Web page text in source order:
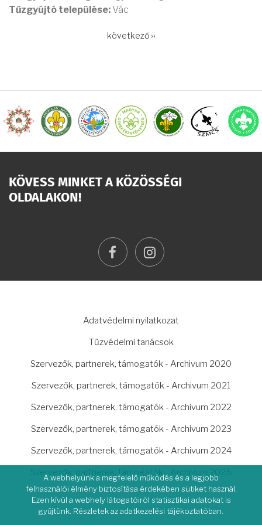
Tűzgyújtó települése: Vác
Következő
következő ››
KÖVESS MINKET A KÖZÖSSÉGI
OLDALAKON!
facebookinstagram
Adatvédelmi nyilatkozat
Tűzvédelmi tanácsok
Szervezők, partnerek, támogatók - Archivum 2020
Szervezők, partnerek, támogatók - Archivum 2021
Szervezők, partnerek, támogatók - Archivum 2022
Szervezők, partnerek, támogatók - Archivum 2023
Szervezők, partnerek, támogatók - Archivum 2024
Szervezők, partnerek, támogatók - Archivum 2025
A webhelyünk a megfelelő működés és a legjobb
felhasználói élmény biztosítása érdekében sütiket használ.
Ezen kívül a webhely látogatóiról statisztikai adatokat is
gyűjtünk. Részletek az adatkezelési tájékoztatóban.